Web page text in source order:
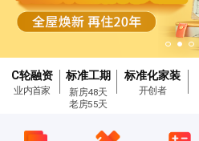
C轮融资
业内首家
标准工期
新房48天
老房55天
标准化家装
开创者